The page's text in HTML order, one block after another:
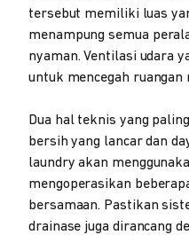
tersebut memiliki luas
menampung semua
nyaman. Ventilasi udara
untuk mencegah ruangan
Dua hal teknis yang
bersih yang lancar dan
laundry akan
mengoperasikan
bersamaan. Pastikan
drainase juga dirancang